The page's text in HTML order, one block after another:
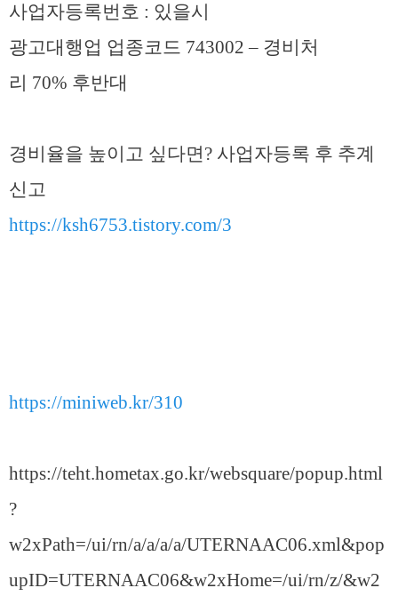
사업자등록번호 : 있을시
광고대행업 업종코드 743002 – 경비처
리 70% 후반대
경비율을 높이고 싶다면? 사업자등록 후 추계
신고
https://ksh6753.tistory.com/3
https://miniweb.kr/310
https://teht.hometax.go.kr/websquare/popup.html
?
w2xPath=/ui/rn/a/a/a/a/UTERNAAC06.xml&pop
upID=UTERNAAC06&w2xHome=/ui/rn/z/&w2